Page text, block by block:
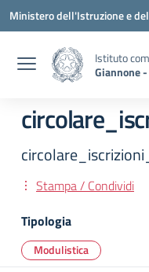
Vai ai contenuti
Vai al menu di navigazione
Vai al footer
Ministero dell'Istruzione e
Istituto
Giannone
Stampa / Condividi
Tipologia
Modulistica